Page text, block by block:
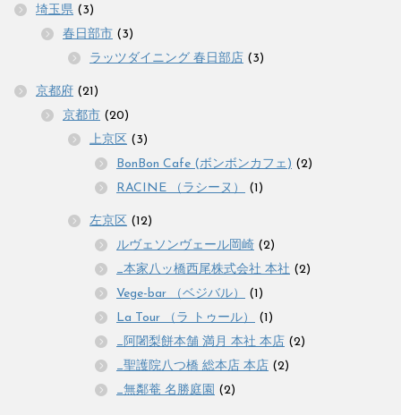
埼玉県 (3)
春日部市 (3)
ラッツダイニング 春日部店 (3)
京都府 (21)
京都市 (20)
上京区 (3)
BonBon Cafe (ボンボンカフェ) (2)
RACINE （ラシーヌ）
(1)
左京区 (12)
ルヴェソンヴェール岡崎 (2)
_本家八ッ橋西尾株式会社 本社 (2)
Vege-bar （ベジバル）
(1)
La Tour （ラ トゥール）
(1)
_阿闍梨餅本舗 満月 本社 本店 (2)
_聖護院八つ橋 総本店 本店 (2)
_無鄰菴 名勝庭園 (2)